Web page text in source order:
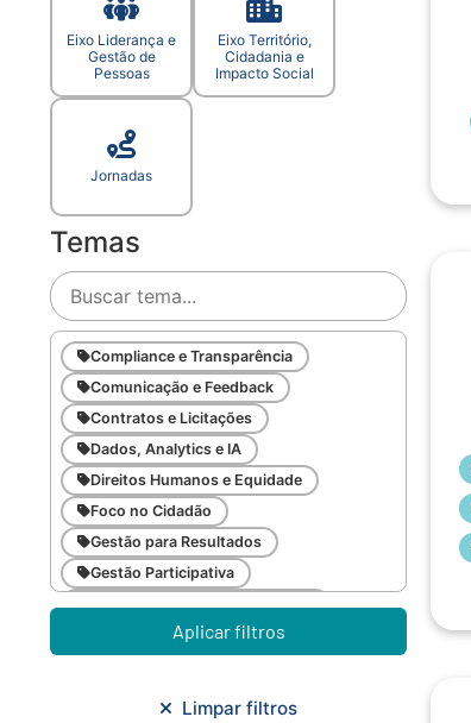
Eixo Liderança e
Gestão de
Pessoas
Eixo Território,
Cidadania e
Impacto Social
Jornadas
Temas
Compliance e Transparência
Comunicação e Feedback
Contratos e Licitações
Dados, Analytics e IA
Direitos Humanos e Equidade
Foco no Cidadão
Gestão para Resultados
Gestão Participativa
Inovação e Gestão da Mudança
Inteligência Emocional
Meio Ambiente e Sustentabilidade
Aplicar filtros
Limpar filtros